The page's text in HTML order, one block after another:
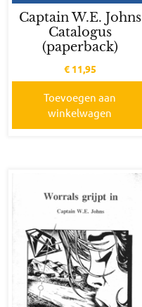
Captain W.E. Johns
Catalogus
(paperback)
€11,95
Toevoegen aan
winkelwagen